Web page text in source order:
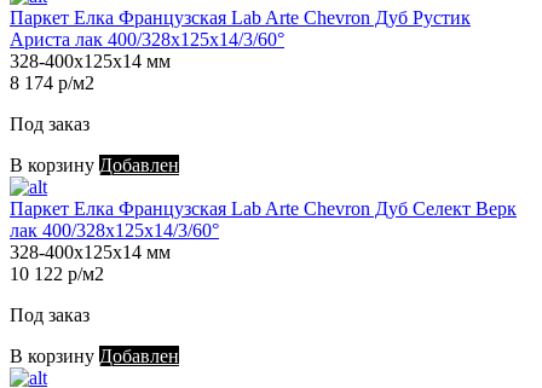
Паркет Елка Французская Lab Arte Chevron Дуб Рустик
Ариста лак 400/328х125х14/3/60°
328-400х125х14 мм
8 174 р/м2
Под заказ
В корзину Добавлен
Паркет Елка Французская Lab Arte Chevron Дуб Селект Верк
лак 400/328х125х14/3/60°
328-400х125х14 мм
10 122 р/м2
Под заказ
В корзину Добавлен